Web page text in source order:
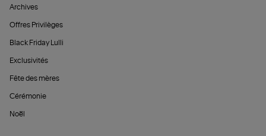
Archives
Offres Privilèges
Black Friday Lulli
Exclusivités
Fête des mères
Cérémonie
Noël